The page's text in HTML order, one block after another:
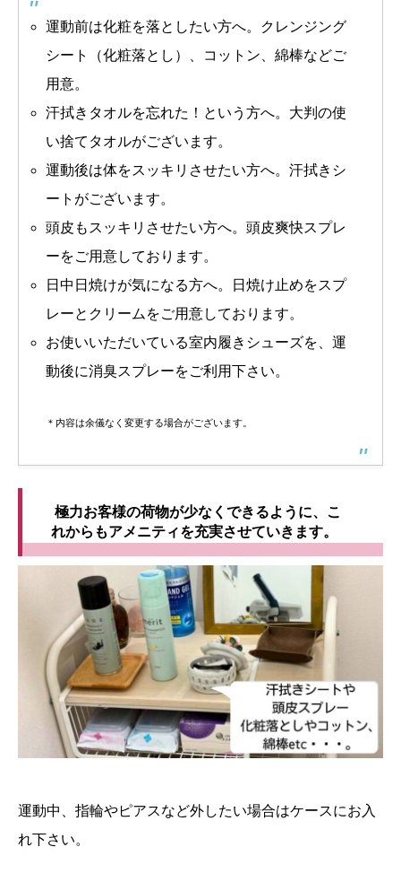
運動前は化粧を落としたい方へ。クレンジング
シート（化粧落とし）、コットン、綿棒などご
用意。
汗拭きタオルを忘れた！という方へ。大判の使
い捨てタオルがございます。
運動後は体をスッキリさせたい方へ。汗拭きシ
ートがございます。
頭皮もスッキリさせたい方へ。頭皮爽快スプレ
ーをご用意しております。
日中日焼けが気になる方へ。日焼け止めをスプ
レーとクリームをご用意しております。
お使いいただいている室内履きシューズを、運
動後に消臭スプレーをご利用下さい。
＊内容は余儀なく変更する場合がございます。
極力お客様の荷物が少なくできるように、こ
れからもアメニティを充実させていきます。
運動中、指輪やピアスなど外したい場合はケースにお入
れ下さい。